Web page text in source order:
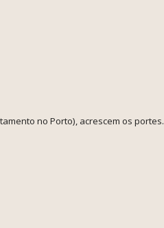
no Porto), acrescem os portes.